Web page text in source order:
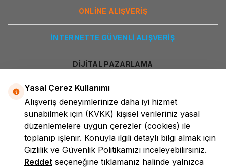
ONLİNE ALIŞVERİŞ
İNTERNETTE GÜVENLİ ALIŞVERİŞ
DİJİTAL PAZARLAMA
LokmanAVM
Yasal Çerez Kullanımı
Alışveriş deneyimlerinize daha iyi hizmet
sunabilmek için (KVKK) kişisel verileriniz yasal
düzenlemelere uygun çerezler (cookies) ile
toplanıp işlenir. Konuyla ilgili detaylı bilgi almak için
Gizlilik ve Güvenlik Politikamızı inceleyebilirsiniz.
Reddet seçeneğine tıklamanız halinde yalnızca